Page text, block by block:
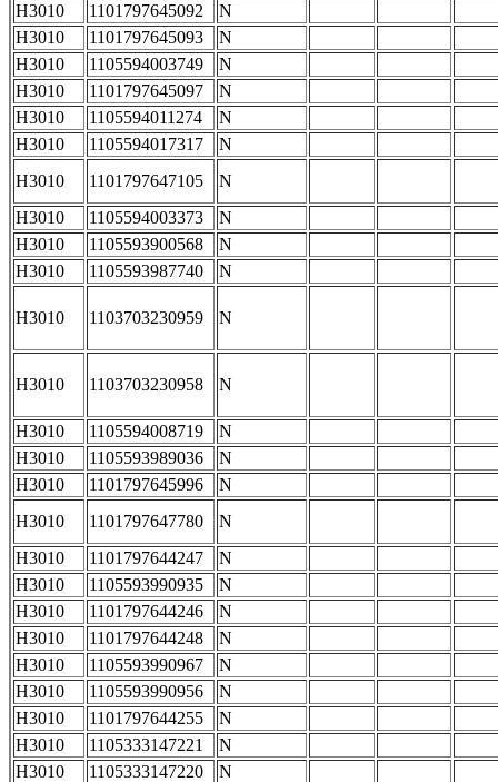
H3010
1101797645092
N
H3010
1101797645093
N
H3010
1105594003749
N
H3010
1101797645097
N
H3010
1105594011274
N
H3010
1105594017317
N
H3010
1101797647105
N
H3010
1105594003373
N
H3010
1105593900568
N
H3010
1105593987740 N
H3010 1103703230959 N
H3010 1103703230958 N
H3010 1105594008719
N
H3010
1105593989036
N
H3010
1101797645996
N
H3010
1101797647780
N
H3010
1101797644247
N
H3010
1105593990935
N
H3010
1101797644246
N
H3010
1101797644248
N
H3010
1105593990967
N
H3010
1105593990956
N
H3010
1101797644255
N
H3010
1105333147221
N
H3010
1105333147220
N